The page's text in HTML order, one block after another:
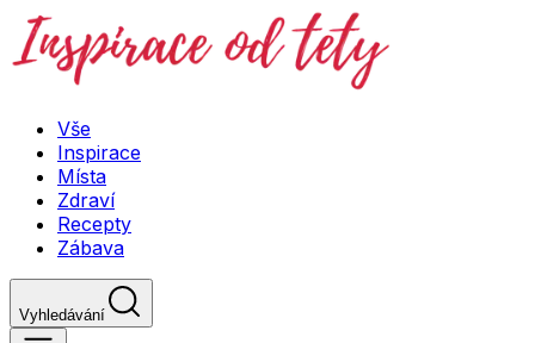
Vše
Inspirace
Místa
Zdraví
Recepty
Zábava
Vyhledávání